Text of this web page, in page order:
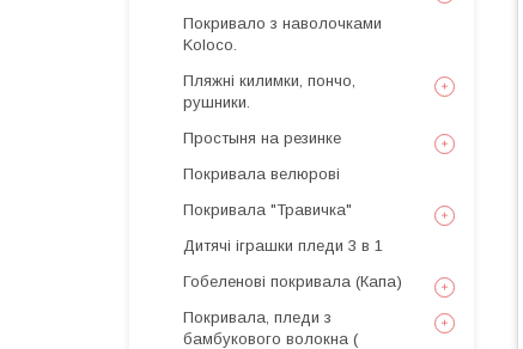
Покривало з наволочками
Koloco.
Пляжні килимки, пончо,
рушники.
Простыня на резинке
Покривала велюрові
Покривала "Травичка"
Дитячі іграшки пледи 3 в 1
Гобеленові покривала (Капа)
Покривала, пледи з
бамбукового волокна (